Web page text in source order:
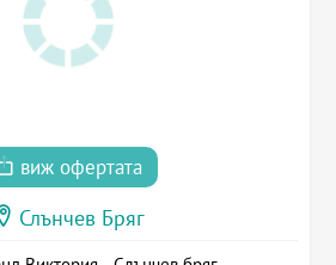
виж офертата
Слънчев Бряг